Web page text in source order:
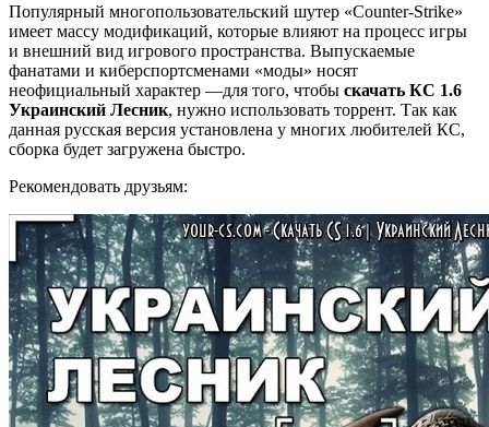
Популярный многопользовательский шутер «Counter-Strike»
имеет массу модификаций, которые влияют на процесс игры
и внешний вид игрового пространства. Выпускаемые
фанатами и киберспортсменами «моды» носят
неофициальный характер —для того, чтобы скачать КС 1.6
Украинский Лесник, нужно использовать торрент. Так как
данная русская версия установлена у многих любителей КС,
сборка будет загружена быстро.
Рекомендовать друзьям: